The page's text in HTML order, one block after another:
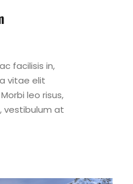
facilisis in,
vitae elit
leo risus,
vestibulum at